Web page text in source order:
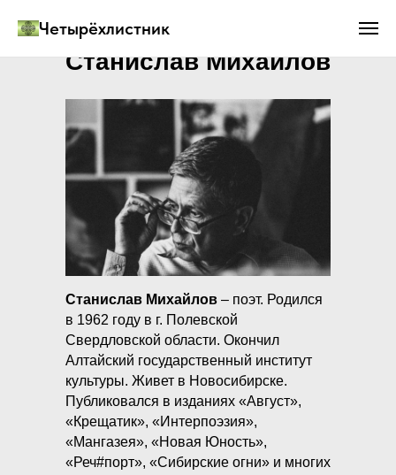
Четырёхлистник
Станислав Михайлов
Станислав Михайлов – поэт. Родился
в 1962 году в г. Полевской
Свердловской области. Окончил
Алтайский государственный институт
культуры. Живет в Новосибирске.
Публиковался в изданиях «Август»,
«Крещатик», «Интерпоэзия»,
«Мангазея», «Новая Юность»,
«Реч#порт», «Сибирские огни» и многих